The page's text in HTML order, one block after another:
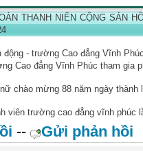
THANH NIÊN CỘNG SẢN
động - trường Cao đẳng Vĩnh Phúc
Cao đẳng Vĩnh Phúc tham gia
chào mừng 88 năm ngày
viên trường cao đẳng vĩnh phúc
-- Gửi phản hồi